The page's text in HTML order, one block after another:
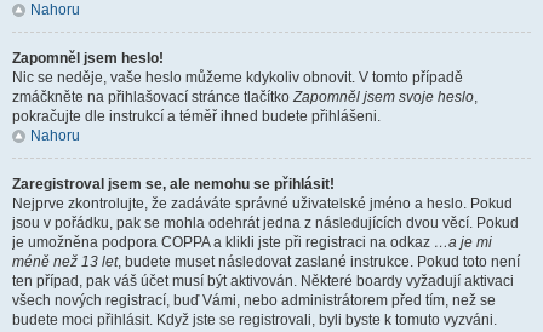
Nahoru
Zapomněl jsem heslo!
Nic se neděje, vaše heslo můžeme kdykoliv obnovit. V tomto případě
zmáčkněte na přihlašovací stránce tlačítkoZapomněl jsem svoje heslo,
pokračujte dle instrukcí a téměř ihned budete přihlášeni.
Nahoru
Zaregistroval jsem se, ale nemohu se přihlásit!
Nejprve zkontrolujte, že zadáváte správné uživatelské jméno a heslo. Pokud
jsou v pořádku, pak se mohla odehrát jedna z následujících dvou věcí. Pokud
je umožněna podpora COPPA a klikli jste při registraci na odkaz …a je mi
méně než 13 let, budete muset následovat zaslané instrukce. Pokud toto není
ten případ, pak váš účet musí být aktivován. Některé boardy vyžadují aktivaci
všech nových registrací, buď Vámi, nebo administrátorem před tím, než se
budete moci přihlásit. Když jste se registrovali, byli byste k tomuto vyzváni.